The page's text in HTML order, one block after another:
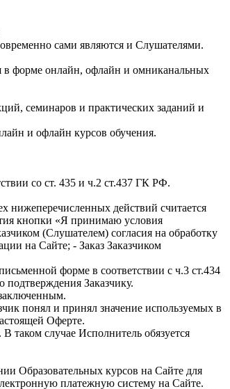
сами являются и Слушателями.
форме онлайн, офлайн и омниканальных
семинаров и практических заданий и
и офлайн курсов обучения.
со ст. 435 и ч.2 ст.437 ГК РФ.
нижеперечисленных действий считается
кнопки «Я принимаю условия
(Слушателем) согласия на обработку
на Сайте; - Заказ Заказчиком
форме в соответствии с ч.3 ст.434
Заказчику.
понял и принял значение используемых в
Оферте.
таком случае Исполнитель обязуется
Образовательных курсов на Сайте для
платежную систему на Сайте.